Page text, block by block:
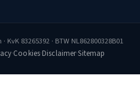
· KvK 83265392 · BTW NL862800328B01
·Cookies·Disclaimer·Sitemap